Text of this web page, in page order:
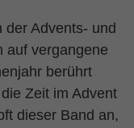
Advents- und
auf vergangene
berührt
Zeit im Advent
dieser Band an,